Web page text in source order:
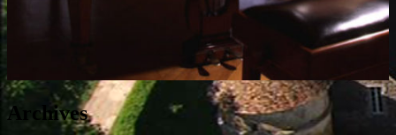
Archives